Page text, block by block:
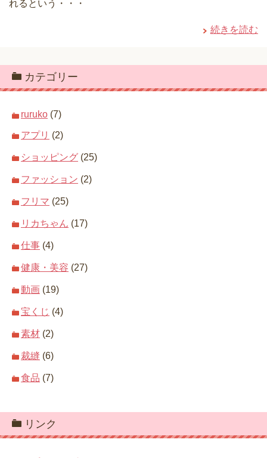
れるという・・・
続きを読む
カテゴリー
ruruko (7)
アプリ (2)
ショッピング (25)
ファッション (2)
フリマ (25)
リカちゃん (17)
仕事 (4)
健康・美容 (27)
動画 (19)
宝くじ (4)
素材 (2)
裁縫 (6)
食品 (7)
リンク